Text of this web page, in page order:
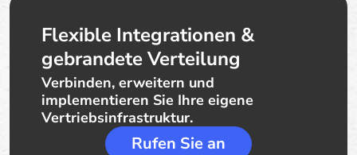
Flexible Integrationen &
gebrandete Verteilung
Verbinden, erweitern und
implementieren Sie Ihre eigene
Vertriebsinfrastruktur.
Rufen Sie an